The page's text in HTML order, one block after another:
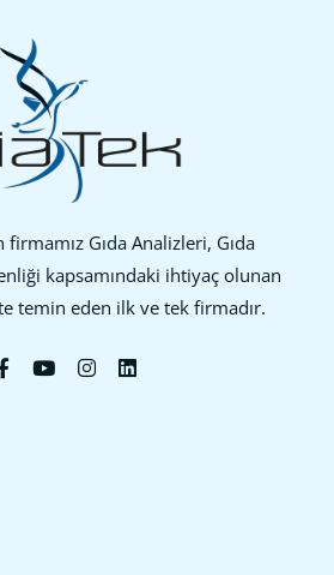
Gıda Analizleri, Gıda
kapsamındaki ihtiyaç olunan
temin eden ilk ve tek firmadır.